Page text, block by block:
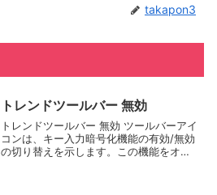
takapon3
トレンドツールバー 無効
トレンドツールバー 無効 ツールバーアイ
コンは、キー入力暗号化機能の有効/無効
の切り替えを示します。この機能をオン